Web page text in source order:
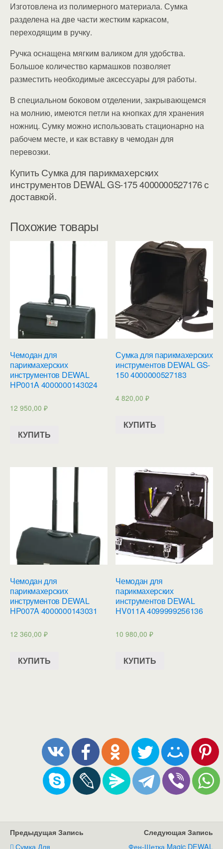
Изготовлена из полимерного материала. Сумка
разделена на две части жестким каркасом,
переходящим в ручку.
Ручка оснащена мягким валиком для удобства.
Большое количество кармашков позволяет
разместить необходимые аксессуары для работы.
В специальном боковом отделении, закрывающемся
на молнию, имеются петли на кнопках для хранения
ножниц. Сумку можно использовать стационарно на
рабочем месте, и как вставку в чемодан для
перевозки.
Купить Сумка для парикмахерских
инструментов DEWAL GS-175 4000000527176 с
доставкой.
Похожие товары
Чемодан для
парикмахерских
инструментов DEWAL
HP001A 4000000143024
12 950,00 ₽
КУПИТЬ
Сумка для парикмахерских
инструментов DEWAL GS-
150 4000000527183
4 820,00₽
КУПИТЬ
Чемодан для
парикмахерских
инструментов DEWAL
HP007A 4000000143031
12 360,00 ₽
КУПИТЬ
Чемодан для
парикмахерских
инструментов DEWAL
HV011A 4099999256136
10 980,00₽
КУПИТЬ
Предыдущая Запись
Сумка Для
Следующая Запись
Фен-Щетка Magic DEWAL